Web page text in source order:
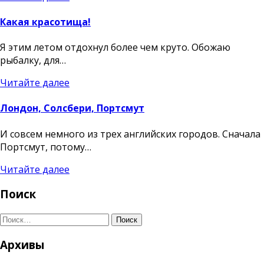
Какая красотища!
Я этим летом отдохнул более чем круто. Обожаю
рыбалку, для…
Читайте далее
Лондон, Солсбери, Портсмут
И совсем немного из трех английских городов. Сначала
Портсмут, потому…
Читайте далее
Поиск
Поиск
Архивы